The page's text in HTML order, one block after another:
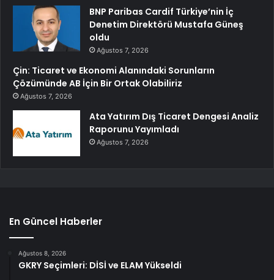
BNP Paribas Cardif Türkiye’nin İç
Denetim Direktörü Mustafa Güneş
oldu
Ağustos 7, 2026
Çin: Ticaret ve Ekonomi Alanındaki Sorunların
Çözümünde AB İçin Bir Ortak Olabiliriz
Ağustos 7, 2026
Ata Yatırım Dış Ticaret Dengesi Analiz
Raporunu Yayımladı
Ağustos 7, 2026
En Güncel Haberler
Ağustos 8, 2026
GKRY Seçimleri: DİSİ ve ELAM Yükseldi